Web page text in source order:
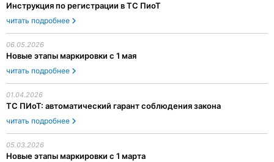
Инструкция по регистрации в ТС ПиоТ
читать подробнее
06.05.2026
Новые этапы маркировки с 1 мая
читать подробнее
01.04.2026
ТС ПИоТ: автоматический гарант соблюдения закона
читать подробнее
05.03.2026
Новые этапы маркировки с 1 марта